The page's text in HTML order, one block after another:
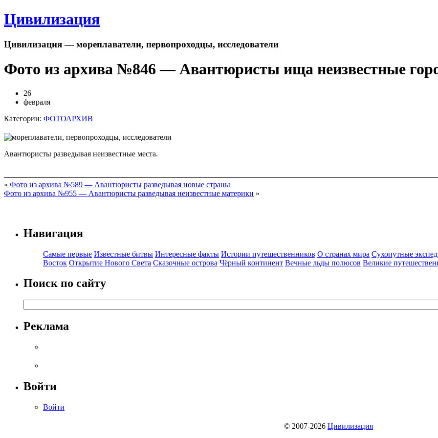
Цивилизация
Цивилизация — мореплаватели, первопроходцы, исследователи
Фото из архива №846 — Авантюристы ища неизвестные
26
февраля
Категории: ФОТОАРХИВ
Авантюристы разведывая неизвестные места.
« Фото из архива №589 — Авантюристы разведывая новые страны
Фото из архива №955 — Авантюристы разведывая неизвестные материки »
Навигация
Самые первые Известные битвы Интересные факты Истории путешественников О странах мира Сухопутные
Восток Открытие Нового Света Сказочные острова Чёрный континент Вечные льды полюсов Великие
Поиск по сайту
Реклама
Войти
Войти
© 2007-2026 Цивилизация